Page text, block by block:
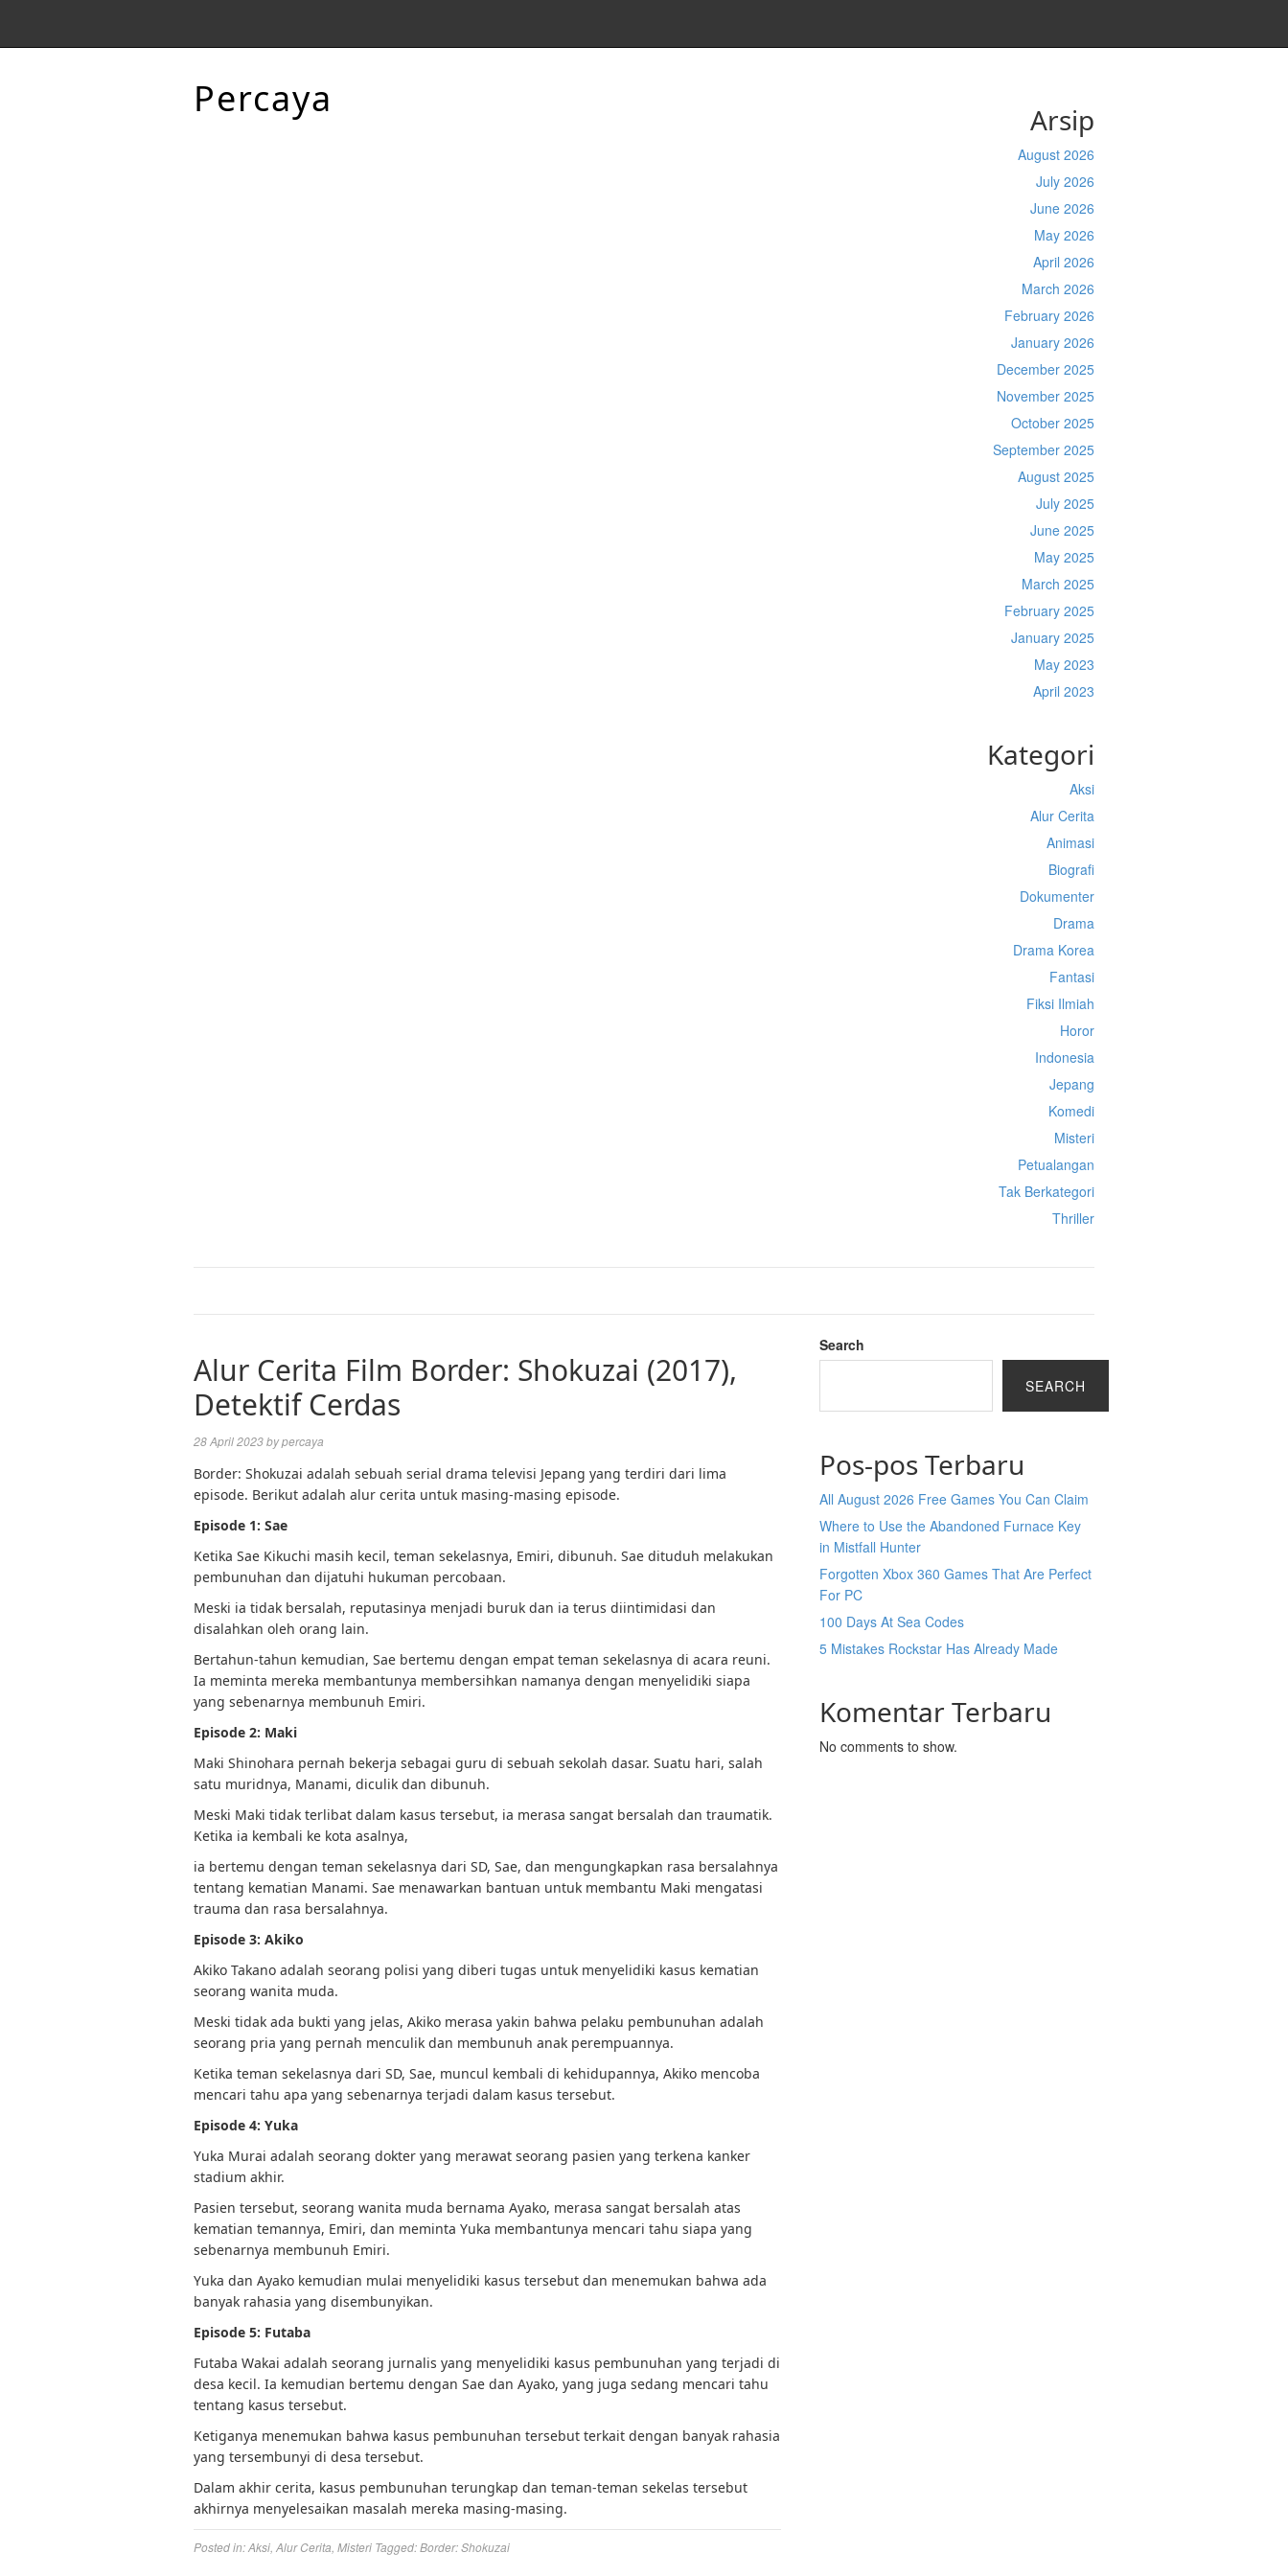
Percaya Arsip
August 2026
July 2026
June 2026
May 2026
April 2026
March 2026
February 2026
January 2026
December 2025
November 2025
October 2025
September 2025
August 2025
July 2025
June 2025
May 2025
March 2025
February 2025
January 2025
May 2023
April 2023
Kategori
Aksi
Alur Cerita
Animasi
Biografi
Dokumenter
Drama
Drama Korea
Fantasi
Fiksi Ilmiah
Horor
Indonesia
Jepang
Komedi
Misteri
Petualangan
Tak Berkategori
Thriller
Alur Cerita Film Border: Shokuzai (2017),
Detektif Cerdas
28 April 2023bypercaya
Border: Shokuzai adalah sebuah serial drama televisi Jepang yang terdiri dari lima
episode. Berikut adalah alur cerita untuk masing-masing episode.
Episode 1: Sae
Ketika Sae Kikuchi masih kecil, teman sekelasnya, Emiri, dibunuh. Sae dituduh melakukan
pembunuhan dan dijatuhi hukuman percobaan.
Meski ia tidak bersalah, reputasinya menjadi buruk dan ia terus diintimidasi dan
disalahkan oleh orang lain.
Bertahun-tahun kemudian, Sae bertemu dengan empat teman sekelasnya di acara reuni.
Ia meminta mereka membantunya membersihkan namanya dengan menyelidiki siapa
yang sebenarnya membunuh Emiri.
Episode 2: Maki
Maki Shinohara pernah bekerja sebagai guru di sebuah sekolah dasar. Suatu hari, salah
satu muridnya, Manami, diculik dan dibunuh.
Meski Maki tidak terlibat dalam kasus tersebut, ia merasa sangat bersalah dan traumatik.
Ketika ia kembali ke kota asalnya,
ia bertemu dengan teman sekelasnya dari SD, Sae, dan mengungkapkan rasa bersalahnya
tentang kematian Manami. Sae menawarkan bantuan untuk membantu Maki mengatasi
trauma dan rasa bersalahnya.
Episode 3: Akiko
Akiko Takano adalah seorang polisi yang diberi tugas untuk menyelidiki kasus kematian
seorang wanita muda.
Meski tidak ada bukti yang jelas, Akiko merasa yakin bahwa pelaku pembunuhan adalah
seorang pria yang pernah menculik dan membunuh anak perempuannya.
Ketika teman sekelasnya dari SD, Sae, muncul kembali di kehidupannya, Akiko mencoba
mencari tahu apa yang sebenarnya terjadi dalam kasus tersebut.
Episode 4: Yuka
Yuka Murai adalah seorang dokter yang merawat seorang pasien yang terkena kanker
stadium akhir.
Pasien tersebut, seorang wanita muda bernama Ayako, merasa sangat bersalah atas
kematian temannya, Emiri, dan meminta Yuka membantunya mencari tahu siapa yang
sebenarnya membunuh Emiri.
Yuka dan Ayako kemudian mulai menyelidiki kasus tersebut dan menemukan bahwa ada
banyak rahasia yang disembunyikan.
Episode 5: Futaba
Futaba Wakai adalah seorang jurnalis yang menyelidiki kasus pembunuhan yang terjadi di
desa kecil. Ia kemudian bertemu dengan Sae dan Ayako, yang juga sedang mencari tahu
tentang kasus tersebut.
Ketiganya menemukan bahwa kasus pembunuhan tersebut terkait dengan banyak rahasia
yang tersembunyi di desa tersebut.
Dalam akhir cerita, kasus pembunuhan terungkap dan teman-teman sekelas tersebut
akhirnya menyelesaikan masalah mereka masing-masing.
Posted in:Aksi Alur Cerita Misteri Tagged:Border: Shokuzai
Search
SEARCH
Pos-pos Terbaru
All August 2026 Free Games You Can Claim
Where to Use the Abandoned Furnace Key
in Mistfall Hunter
Forgotten Xbox 360 Games That Are Perfect
For PC
100 Days At Sea Codes
5 Mistakes Rockstar Has Already Made
Komentar Terbaru
No comments to show.